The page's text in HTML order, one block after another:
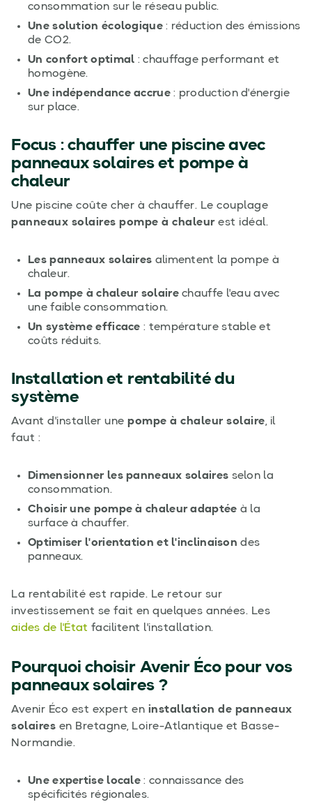
consommation sur le réseau public.
Une solution écologique: réduction des émissions
de CO2.
Un confort optimal : chauffage performant et
homogène.
Une indépendance accrue: production d'énergie
sur place.
Focus : chauffer une piscine avec
panneaux solaires et pompe à
chaleur
Une piscine coûte cher à chauffer. Le couplage
panneaux solaires pompe à chaleur est idéal.
Les panneaux solaires alimentent la pompe à
chaleur.
La pompe à chaleur solairechauffe l'eau avec
une faible consommation.
Un système efficace : température stable et
coûts réduits.
Installation et rentabilité du
système
Avant d'installer une pompe à chaleur solaire, il
faut :
Dimensionner les panneaux solaires selon la
consommation.
Choisir une pompe à chaleur adaptée à la
surface à chauffer.
Optimiser l'orientation et l'inclinaison des
panneaux.
La rentabilité est rapide. Le retour sur
investissement se fait en quelques années. Les
aides de l'État facilitent l'installation.
Pourquoi choisir Avenir Éco pour vos
panneaux solaires ?
Avenir Éco est expert en installation de panneaux
solaires en Bretagne, Loire-Atlantique et Basse-
Normandie.
Une expertise locale : connaissance des
spécificités régionales.